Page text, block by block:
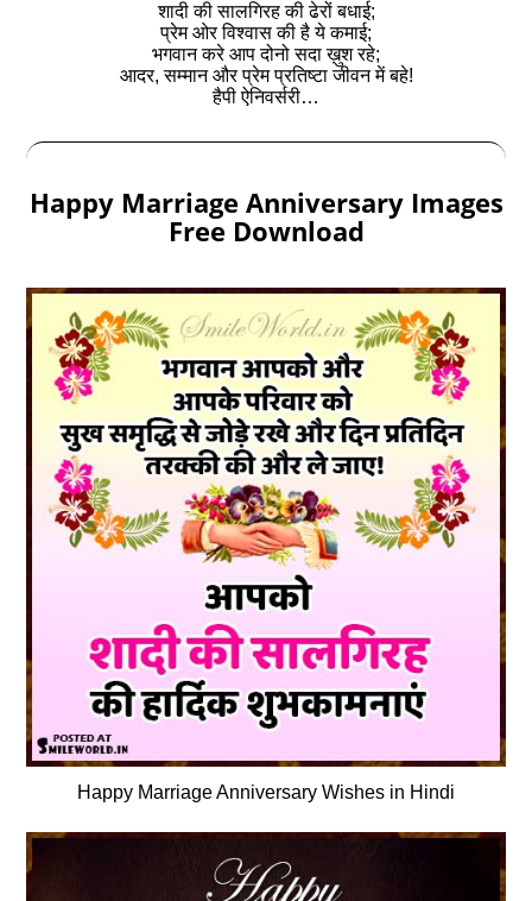
शादी की सालगिरह की ढेरों बधाई;
प्रेम ओर विश्वास की है ये कमाई;
भगवान करे आप दोनो सदा ख़ुश रहे;
आदर, सम्मान और प्रेम प्रतिष्टा जीवन में बहे!
हैपी ऐनिवर्सरी…
Happy Marriage Anniversary Images
Free Download
Happy Marriage Anniversary Wishes in Hindi